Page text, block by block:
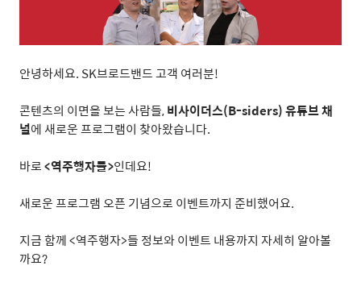
안녕하세요. SK브로드밴드 고객 여러분!
콘텐츠의 이면을 보는 사람들,비사이더스(B-siders)유튜브 채
널에 새로운 프로그램이 찾아왔습니다.
바로<역주행자들>인데요!
새로운 프로그램 오픈 기념으로 이벤트까지 준비했어요.
지금 함께<역주행자>들 정보와 이벤트 내용까지 자세히 알아볼
까요?